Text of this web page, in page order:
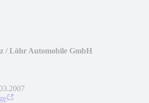
/ Löhr Automobile GmbH